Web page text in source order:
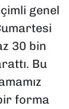
genel
30 bin
Bu
forma